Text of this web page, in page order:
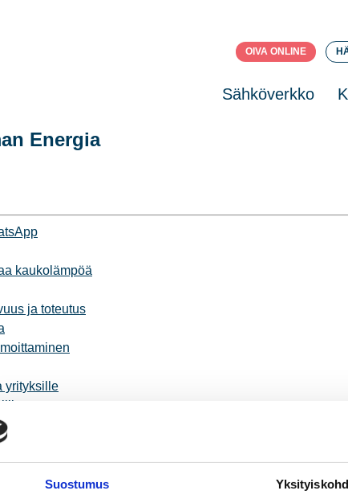
Suostumus
OIVA ONLINE
Sähköverkko
Energia
kaukolämpöä
ja toteutus
yrityksille
siirtyminen